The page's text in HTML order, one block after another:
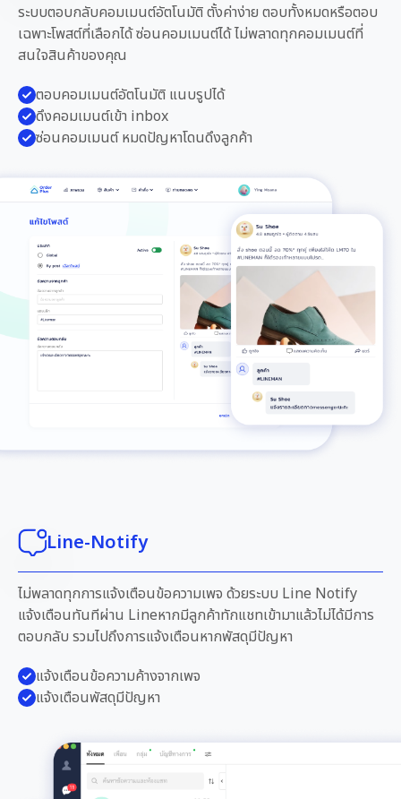
ระบบตอบกลับคอมเมนต์อัตโนมัติ ตั้งค่าง่าย ตอบทั้งหมดหรือตอบ
เฉพาะโพสต์ที่เลือกได้ ซ่อนคอมเมนต์ได้ ไม่พลาดทุกคอมเมนต์ที่
สนใจสินค้าของคุณ
ตอบคอมเมนต์อัตโนมัติ แนบรูปได้
ดึงคอมเมนต์เข้า inbox
ซ่อนคอมเมนต์ หมดปัญหาโดนดึงลูกค้า
Line-Notify
ไม่พลาดทุกการแจ้งเตือนข้อความเพจ ด้วยระบบ Line Notify
แจ้งเตือนทันทีผ่าน Lineหากมีลูกค้าทักแชทเข้ามาแล้วไม่ได้มีการ
ตอบกลับ รวมไปถึงการแจ้งเตือนหากพัสดุมีปัญหา
แจ้งเตือนข้อความค้างจากเพจ
แจ้งเตือนพัสดุมีปัญหา